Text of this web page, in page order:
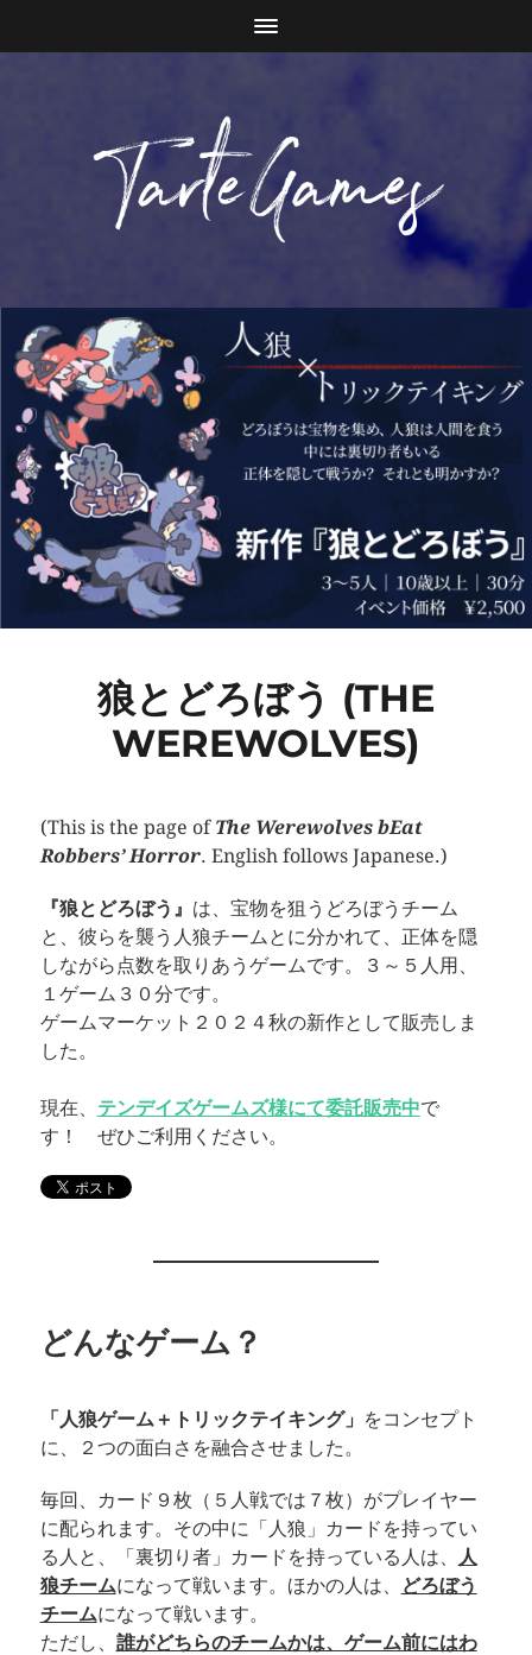
狼とどろぼう (THE
WEREWOLVES)
(This is the page of The Werewolves bEat
Robbers’ Horror. English follows Japanese.)
『狼とどろぼう』 は、宝物を狙うどろぼうチーム
と、彼らを襲う人狼チームとに分かれて、正体を隠
しながら点数を取りあうゲームです。３～５人用、
１ゲーム３０分です。
ゲームマーケット２０２４秋の新作として販売しま
した。
現在、 テンデイズゲームズ様にて委託販売中で
す！ ぜひご利用ください。
どんなゲーム？
「人狼ゲーム＋トリックテイキング」 をコンセプト
に、２つの面白さを融合させました。
毎回、カード９枚（５人戦では７枚）がプレイヤー
に配られます。その中に「人狼」カードを持ってい
る人と、「裏切り者」カードを持っている人は、
人
狼チームになって戦います。ほかの人は、
どろぼう
チームになって戦います。
ただし、 誰がどちらのチームかは、ゲーム前にはわ